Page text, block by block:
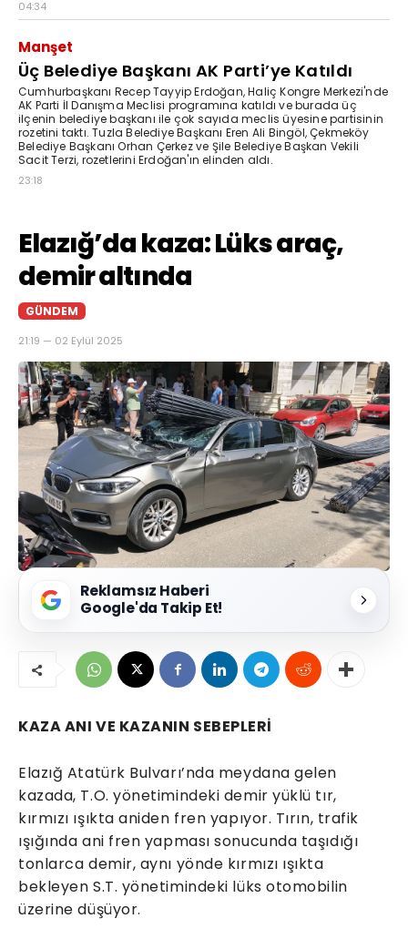
04:34
Manşet
Üç Belediye Başkanı AK Parti’ye Katıldı
Cumhurbaşkanı Recep Tayyip Erdoğan, Haliç Kongre Merkezi'nde
AK Parti İl Danışma Meclisi programına katıldı ve burada üç
ilçenin belediye başkanı ile çok sayıda meclis üyesine partisinin
rozetini taktı. Tuzla Belediye Başkanı Eren Ali Bingöl, Çekmeköy
Belediye Başkanı Orhan Çerkez ve Şile Belediye Başkan Vekili
Sacit Terzi, rozetlerini Erdoğan'ın elinden aldı.
23:18